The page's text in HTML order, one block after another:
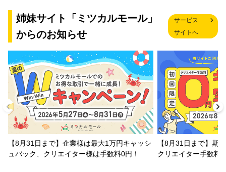
姉妹サイト「ミツカルモール」
からのお知らせ
サービス
サイトへ
【8月31日まで】企業様は最大1万円キャッシ
ュバック、クリエイター様は手数料0円！
【8月31日まで】期
クリエイター手数料